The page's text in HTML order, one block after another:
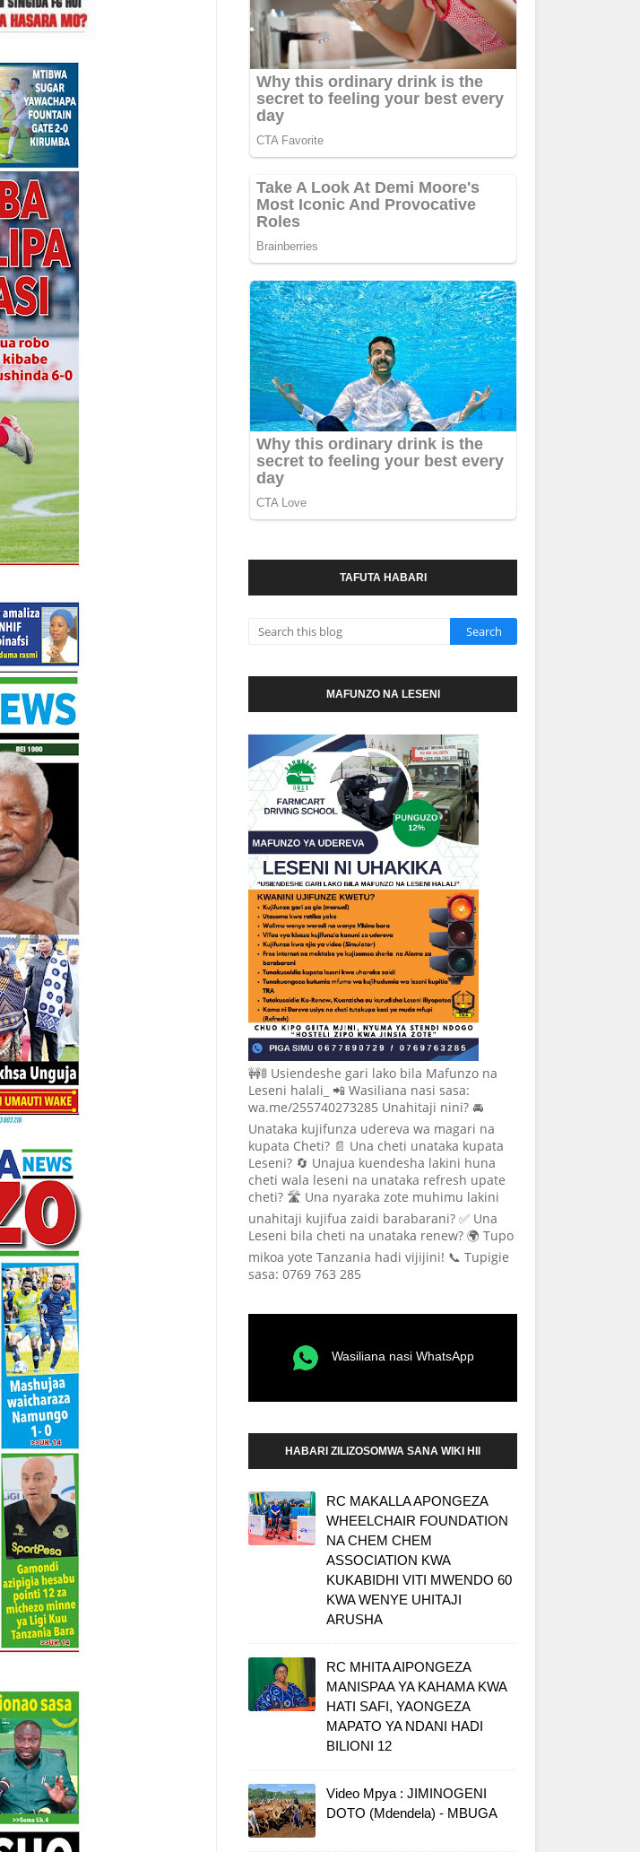
TAFUTA HABARI
MAFUNZO NA LESENI
🚧🚦 Usiendeshe gari lako bila Mafunzo na
Leseni halali_ 📲 Wasiliana nasi sasa:
wa.me/255740273285 Unahitaji nini? 🚘
Unataka kujifunza udereva wa magari na
kupata Cheti? 📄 Una cheti unataka kupata
Leseni? 🔄 Unajua kuendesha lakini huna
cheti wala leseni na unataka refresh upate
cheti? 🛣️ Una nyaraka zote muhimu lakini
unahitaji kujifua zaidi barabarani? ✅ Una
Leseni bila cheti na unataka renew? 🌍 Tupo
mikoa yote Tanzania hadi vijijini! 📞 Tupigie
sasa: 0769 763 285
Wasiliana nasi WhatsApp
HABARI ZILIZOSOMWA SANA WIKI HII
RC MAKALLA APONGEZA
WHEELCHAIR FOUNDATION
NA CHEM CHEM
ASSOCIATION KWA
KUKABIDHI VITI MWENDO 60
KWA WENYE UHITAJI
ARUSHA
RC MHITA AIPONGEZA
MANISPAA YA KAHAMA KWA
HATI SAFI, YAONGEZA
MAPATO YA NDANI HADI
BILIONI 12
Video Mpya : JIMINOGENI
DOTO (Mdendela) - MBUGA